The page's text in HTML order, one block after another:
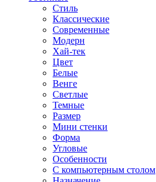
Стиль
Классические
Современные
Модерн
Хай-тек
Цвет
Белые
Венге
Светлые
Темные
Размер
Мини стенки
Форма
Угловые
Особенности
С компьютерным столом